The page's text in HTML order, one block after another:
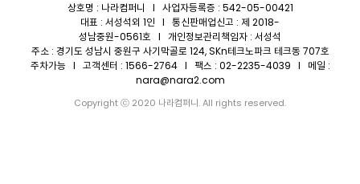
상호명 : 나라컴퍼니 I 사업자등록증 : 542-05-00421
대표 : 서성석외 1인 I 통신판매업신고 : 제 2018-
성남중원-0561호 I 개인정보관리책임자 : 서성석
주소 : 경기도 성남시 중원구 사기막골로 124, SKn테크노파크 테크동 707호
주차가능 I 고객센터 : 1566-2764 I 팩스 : 02-2235-4039 I 메일 :
nara@nara2.com
Copyright ⓒ 2020 나라컴퍼니. All rights reserved.